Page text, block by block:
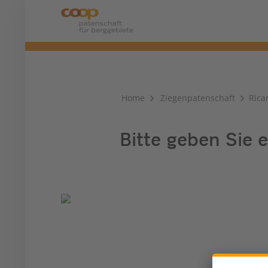
Home Ziegenpatenschaft
Bitte geben Sie